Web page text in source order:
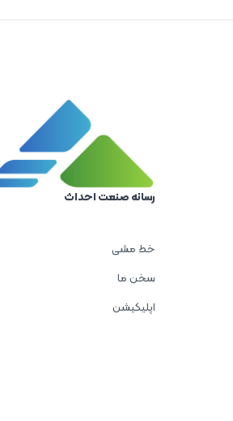
رسانه صنعت احداث
خط مشی
سخن ما
اپلیکیشن